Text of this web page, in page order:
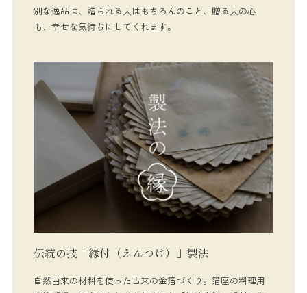
別な逸品は、贈られる人はもちろんのこと、贈る人の心
も、幸せな気持ちにしてくれます。
伝統の技「縁付（えんつけ）」製法
自然由来の材料を使った古来の金箔づくり。箔座の料理用